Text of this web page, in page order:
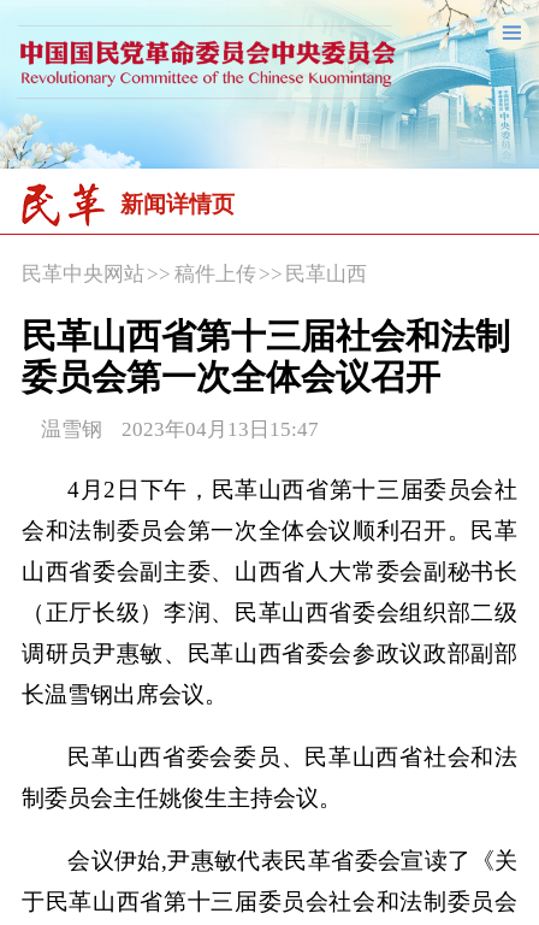
新闻详情页
民革中央网站>> 稿件上传 >> 民革山西
民革山西省第十三届社会和法制
委员会第一次全体会议召开
温雪钢 2023年04月13日15:47
4月2日下午，民革山西省第十三届委员会社
会和法制委员会第一次全体会议顺利召开。民革
山西省委会副主委、山西省人大常委会副秘书长
（正厅长级）李润、民革山西省委会组织部二级
调研员尹惠敏、民革山西省委会参政议政部副部
长温雪钢出席会议。
民革山西省委会委员、民革山西省社会和法
制委员会主任姚俊生主持会议。
会议伊始,尹惠敏代表民革省委会宣读了《关
于民革山西省第十三届委员会社会和法制委员会